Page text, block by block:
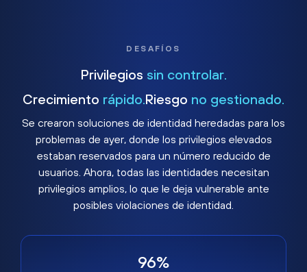
DESAFÍOS
Privilegios sin controlar.
Crecimiento rápido. Riesgo no gestionado.
Se crearon soluciones de identidad heredadas para los
problemas de ayer, donde los privilegios elevados
estaban reservados para un número reducido de
usuarios. Ahora, todas las identidades necesitan
privilegios amplios, lo que le deja vulnerable ante
posibles violaciones de identidad.
96%